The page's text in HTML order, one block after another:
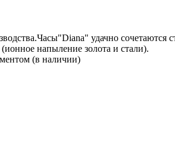
удачно
напыление золота и стали).
(в наличии)